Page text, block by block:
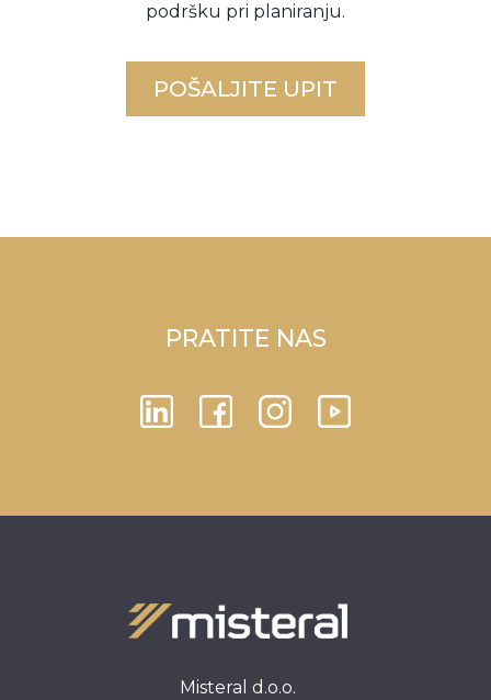
podršku pri planiranju.
POŠALJITE UPIT
PRATITE NAS
Misteral d.o.o.